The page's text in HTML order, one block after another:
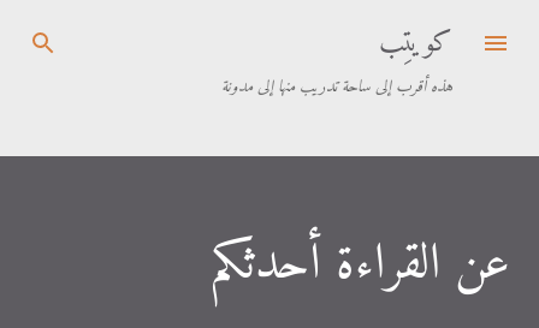
كويتِب
هذه أقرب إلى ساحة تدريب منها إلى مدونة
عن القراءة أحدثكم